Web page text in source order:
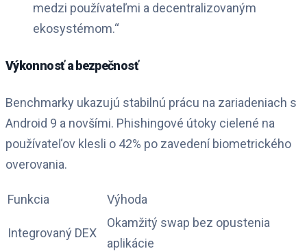
medzi používateľmi a decentralizovaným
ekosystémom.“
Výkonnosť a bezpečnosť
Benchmarky ukazujú stabilnú prácu na zariadeniach s
Android 9 a novšími. Phishingové útoky cielené na
používateľov klesli o 42% po zavedení biometrického
overovania.
Funkcia Výhoda
Integrovaný DEX
Okamžitý swap bez opustenia
aplikácie